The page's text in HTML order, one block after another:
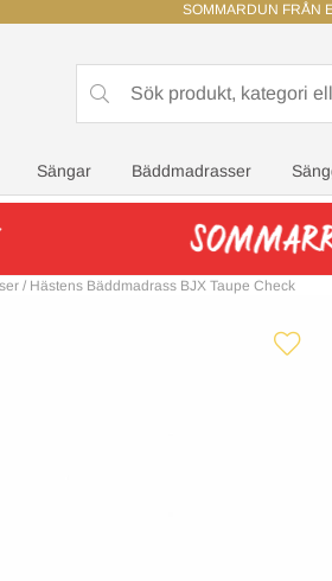
SOMMARDUN FRÅN
Sängar Bäddmadrasser
/ Hästens Bäddmadrass BJX Taupe Check